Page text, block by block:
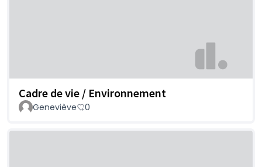
Cadre de vie / Environnement
Geneviève 0